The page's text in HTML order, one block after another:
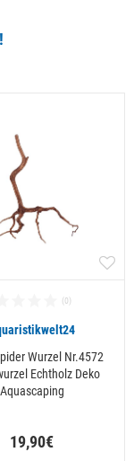
Wurzel Nr.4572
Echtholz Deko
Aquascaping
19,90€